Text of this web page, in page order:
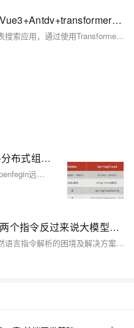
前端大模型应用笔记（三）：Vue3+Antdv+transformers+本地模型实现浏览器端侧增强搜索
本文介绍了一个纯前端实现的增强列表搜索应用，通过使用Transformer模型，实现了更智能的搜索功能，如使用“番茄”可以搜索到“西红柿”。项目基于Vue3和Ant Design Vue，使用了Xenova的bge-base-zh-v1.5模型。文章详细介绍了从环境搭建、数据准备到具体实现的全过程，并展示了实际效果和待改进点。
谷粒商城笔记+踩坑（2）——分布式组件、前端基础，nacos+feign+gateway+ES6+vue脚手架
分布式组件、nacos注册配置中心、openfegin远程调用、网关gateway、ES6脚本语言规范、vue、elementUI
前端大模型应用笔记（一）：两个指令反过来说大模型就理解不了啦？或许该让第三者插足啦 -通过引入中间LLM预处理用户输入以提高多任务处理能力
本文探讨了在多任务处理场景下，自然语言指令解析的困境及解决方案。通过增加一个LLM解析层，将复杂的指令拆解为多个明确的步骤，明确操作类型与对象识别，处理任务依赖关系，并将自然语言转化为具体的工具命令，从而提高指令解析的准确性和执行效率。